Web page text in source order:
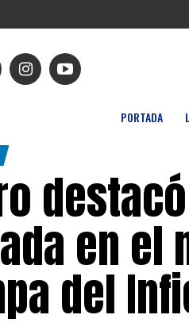
PORTADA
en el
del